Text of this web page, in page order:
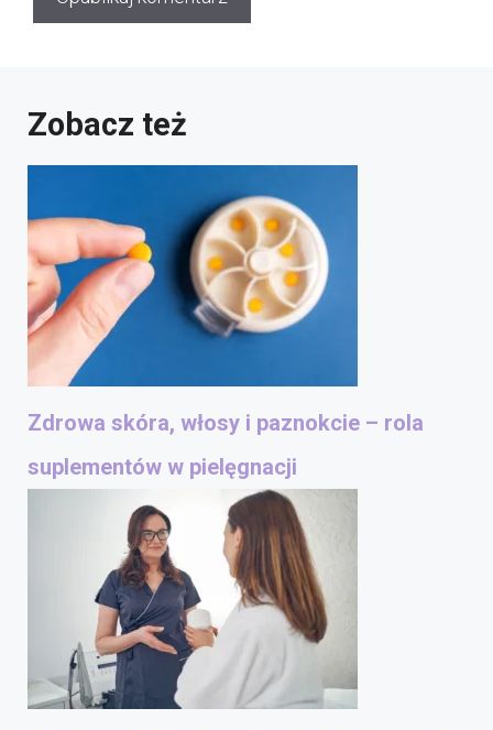
Zobacz też
Zdrowa skóra, włosy i paznokcie – rola
suplementów w pielęgnacji